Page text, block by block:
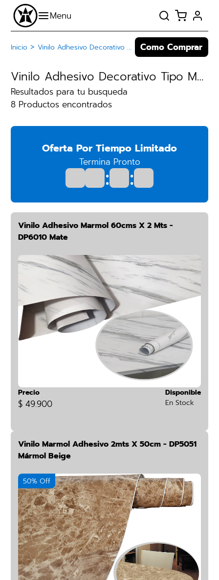
Inicio >Vinilo Adhesivo Decorativo Tipo Marmol Como Comprar
Vinilo Adhesivo Decorativo Tipo Marmol
Resultados para tu busqueda
8 Productos encontrados
Oferta Por Tiempo Limitado
Termina Pronto
: :
Vinilo Adhesivo Marmol 60cms X 2 Mts -
DP6010 Mate
Precio
$ 49.900
Disponible
En Stock
Vinilo Marmol Adhesivo 2mts X 50cm - DP5051
Mármol Beige
50% Off